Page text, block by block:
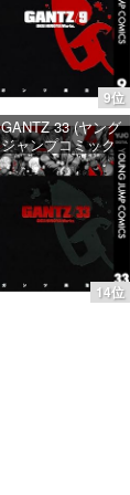
9位
価格：¥100
14位
GANTZ 33 (ヤング
ジャンプコミック
スDIGITAL)
価格：¥100